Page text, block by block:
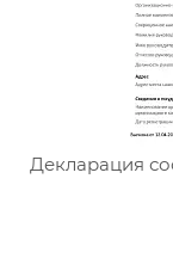
Декларация